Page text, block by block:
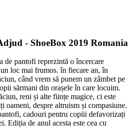
- ShoeBox 2019 Romania
de pantofi reprezintă o încercare
loc mai frumos. în fiecare an, în
când vrem să punem un zâmbet pe
sărmani din orașele în care locuim.
reni și alte ființe magice, ci este
oameni, despre altruism și compasiune.
cadouri pentru copiii defavorizați
Ediția de anul acesta este cea cu